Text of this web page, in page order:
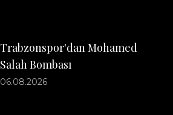
Trabzonspor'dan Mohamed
Salah Bombası
06.08.2026